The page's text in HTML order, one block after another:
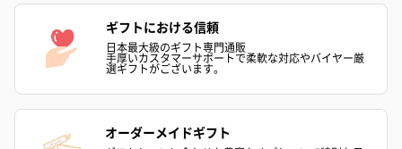
ギフトにおける信頼
日本最大級のギフト専門通販
手厚いカスタマーサポートで柔軟な対応やバイヤー厳
選ギフトがございます。
オーダーメイドギフト